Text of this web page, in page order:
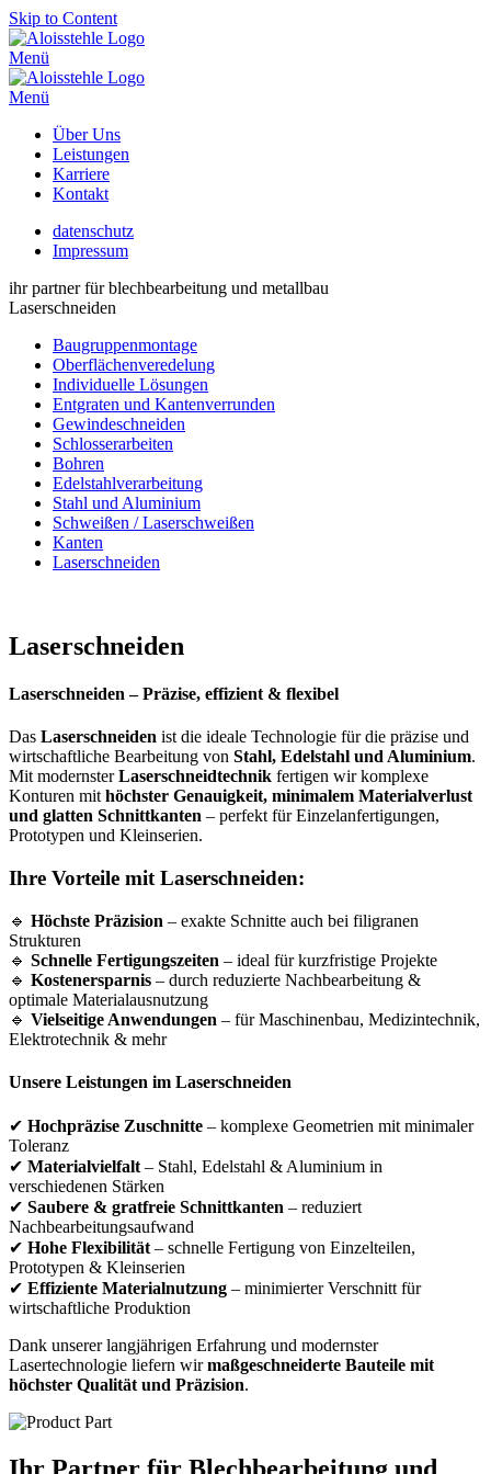
Skip to Content
Menü
Menü
Über Uns
Leistungen
Karriere
Kontakt
datenschutz
Impressum
ihr partner für blechbearbeitung und metallbau
Laserschneiden
Baugruppenmontage
Oberflächenveredelung
Individuelle Lösungen
Entgraten und Kantenverrunden
Gewindeschneiden
Schlosserarbeiten
Bohren
Edelstahlverarbeitung
Stahl und Aluminium
Schweißen / Laserschweißen
Kanten
Laserschneiden
Laserschneiden
Laserschneiden – Präzise, effizient & flexibel
Das Laserschneiden ist die ideale Technologie für die präzise und
wirtschaftliche Bearbeitung von Stahl, Edelstahl und Aluminium.
Mit modernsterLaserschneidtechnik fertigen wir komplexe
Konturen mithöchster Genauigkeit, minimalem Materialverlust
und glatten Schnittkanten – perfekt für Einzelanfertigungen,
Prototypen und Kleinserien.
Ihre Vorteile mit Laserschneiden:
🔹 Höchste Präzision – exakte Schnitte auch bei filigranen
Strukturen
🔹 Schnelle Fertigungszeiten – ideal für kurzfristige Projekte
🔹 Kostenersparnis – durch reduzierte Nachbearbeitung &
optimale Materialausnutzung
🔹 Vielseitige Anwendungen – für Maschinenbau, Medizintechnik,
Elektrotechnik & mehr
Unsere Leistungen im Laserschneiden
✔ Hochpräzise Zuschnitte – komplexe Geometrien mit minimaler
Toleranz
✔ Materialvielfalt– Stahl, Edelstahl & Aluminium in
verschiedenen Stärken
✔ Saubere & gratfreie Schnittkanten – reduziert
Nachbearbeitungsaufwand
✔ Hohe Flexibilität– schnelle Fertigung von Einzelteilen,
Prototypen & Kleinserien
✔ Effiziente Materialnutzung – minimierter Verschnitt für
wirtschaftliche Produktion
Dank unserer langjährigen Erfahrung und modernster
Lasertechnologie liefern wirmaßgeschneiderte Bauteile mit
höchster Qualität und Präzision.